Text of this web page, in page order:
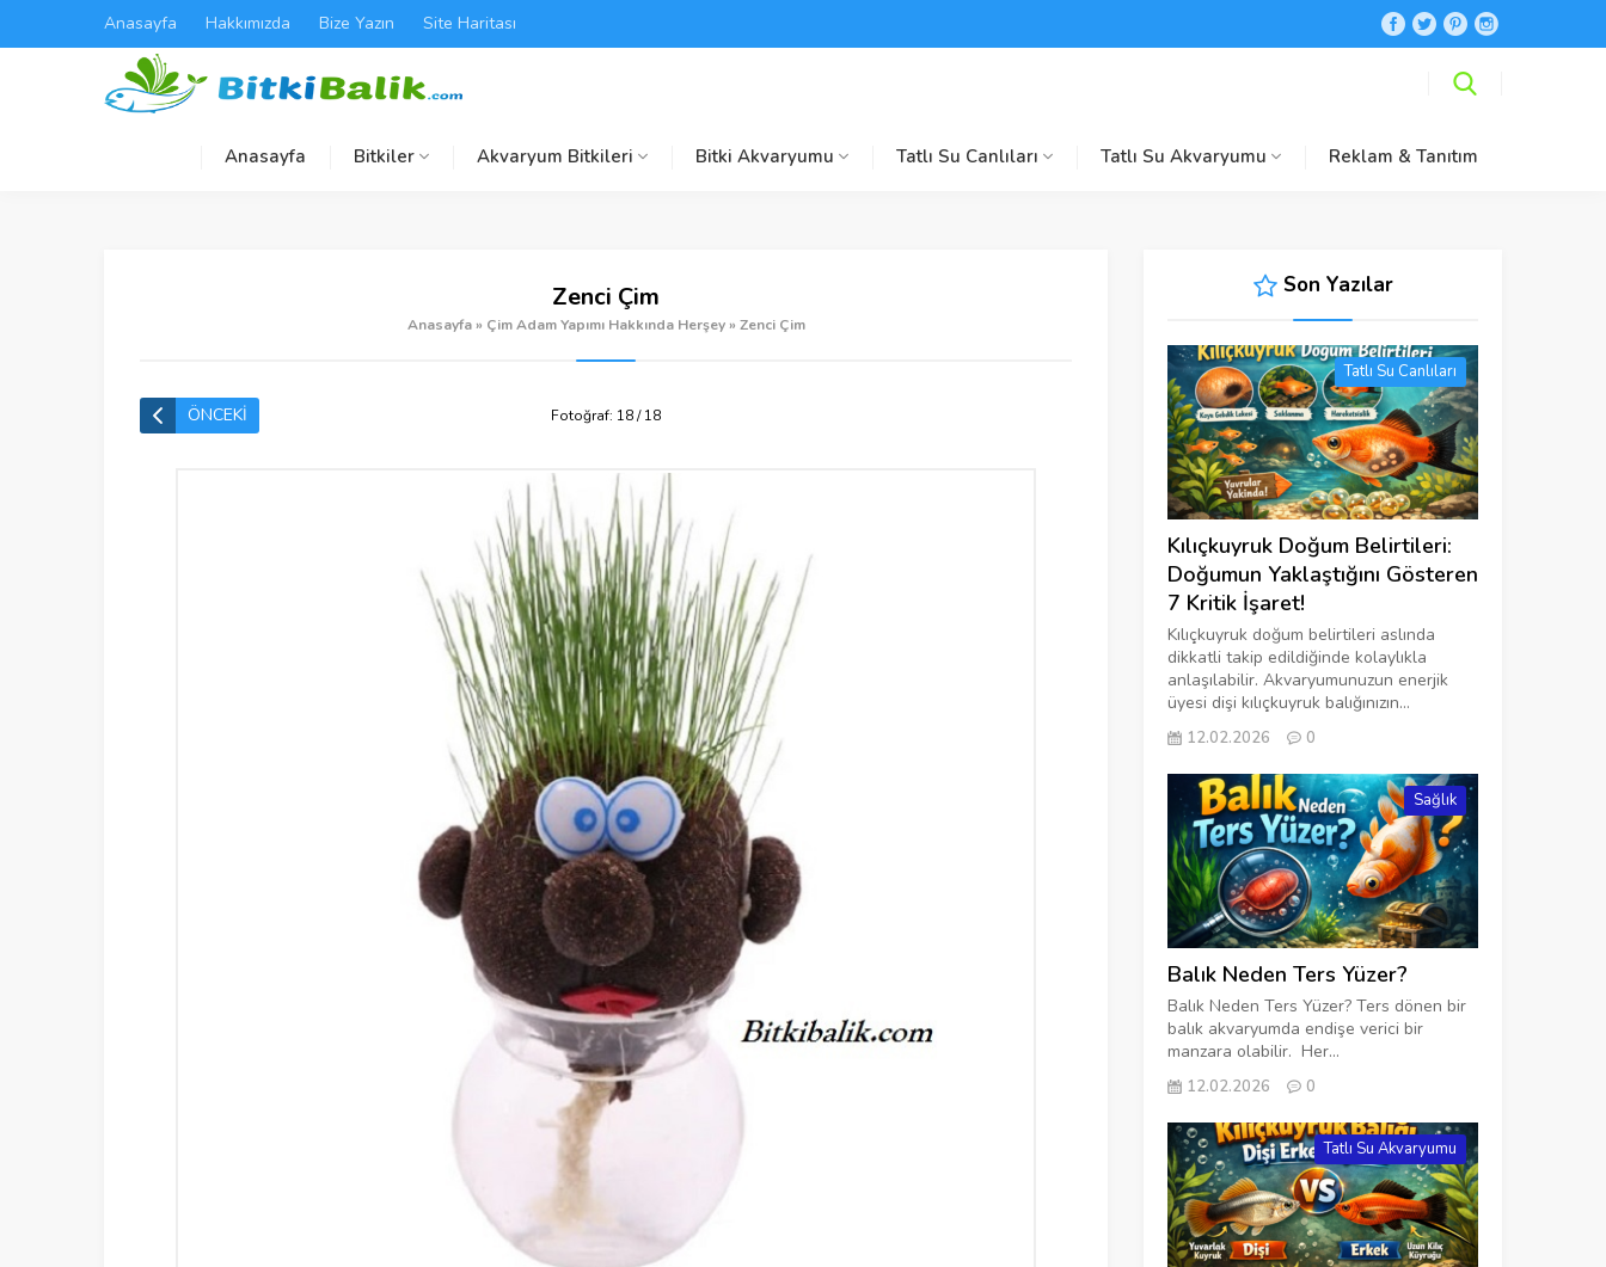
Anasayfa Hakkımızda Bize Yazın Site Haritası
Anasayfa Bitkiler Akvaryum Bitkileri Bitki Akvaryumu Tatlı Su Canlıları Tatlı Su Akvaryumu Reklam & Tanıtım
Zenci Çim
Anasayfa » Çim Adam Yapımı Hakkında Herşey » Zenci Çim
ÖNCEKİ Fotoğraf: 18 / 18
Son Yazılar
Tatlı Su Canlıları
Kılıçkuyruk Doğum Belirtileri:
Doğumun Yaklaştığını Gösteren
7 Kritik İşaret!
Kılıçkuyruk doğum belirtileri aslında
dikkatli takip edildiğinde kolaylıkla
anlaşılabilir. Akvaryumunuzun enerjik
üyesi dişi kılıçkuyruk balığınızın...
12.02.2026 0
Sağlık
Balık Neden Ters Yüzer?
Balık Neden Ters Yüzer? Ters dönen bir
balık akvaryumda endişe verici bir
manzara olabilir. Her...
12.02.2026 0
Tatlı Su Akvaryumu